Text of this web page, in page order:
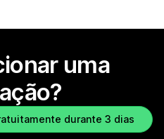
uma
durante 3 dias